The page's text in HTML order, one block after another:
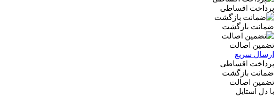
پرداخت ‌اقساطی
ضمانت بازگشت
تضمین اصالت
ارسال سریع
پرداخت ‌اقساطی
ضمانت بازگشت
تضمین اصالت
با دل استایل